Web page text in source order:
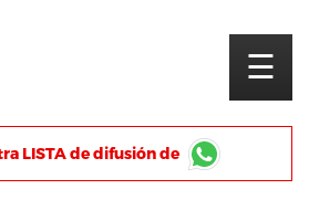
☰
¡ALÍSTATE!
LISTA de difusión de